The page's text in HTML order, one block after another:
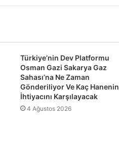
Türkiye’nin Dev Platformu
Osman Gazi Sakarya Gaz
Sahası’na Ne Zaman
Gönderiliyor Ve Kaç Hanenin
İhtiyacını Karşılayacak
4 Ağustos 2026